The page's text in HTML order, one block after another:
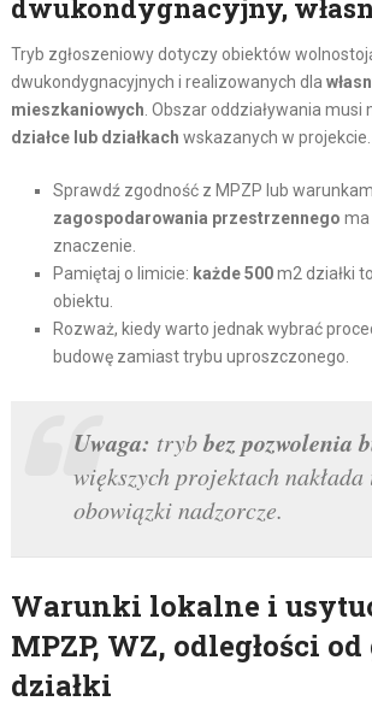
dwukondygnacyjny,
Tryb zgłoszeniowy dotyczy obiektów
dwukondygnacyjnych i realizowanych dla
mieszkaniowych. Obszar oddziaływania musi
działce lub działkach wskazanych w projekcie.
Sprawdź zgodność z MPZP lub
zagospodarowania przestrzennego ma
znaczenie.
Pamiętaj o limicie: każde 500m2 działki
obiektu.
Rozważ, kiedy warto jednak wybrać
budowę zamiast trybu uproszczonego.
Uwaga: trybbez pozwolenia
większych projektach
obowiązki nadzorcze.
Warunki lokalne i
MPZP, WZ, odległości
działki